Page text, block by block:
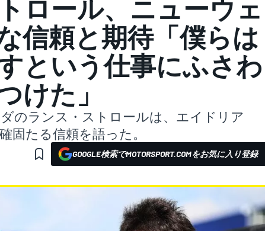
ロール、ニューウェ
信頼と期待「僕らは
という仕事にふさわ
けた」
のランス・ストロールは、エイドリア
固たる信頼を語った。
GOOGLE検索でMOTORSPORT.COMをお気に入り登録